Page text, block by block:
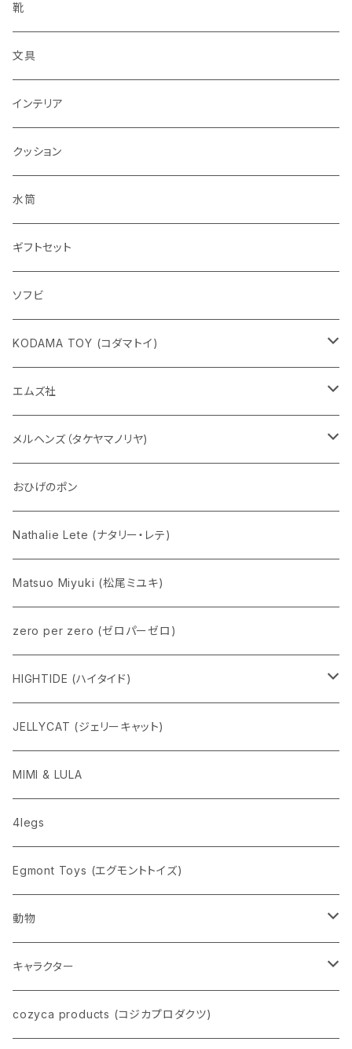
靴
文具
インテリア
クッション
水筒
ギフトセット
ソフビ
KODAMA TOY (コダマトイ)
チャーミーちゃん
五型動物
Eddie パンダ
エムズ社
デコちゃん
クマちゃん
メルヘンズ（タケヤマノリヤ)
ケロペチーノ
おひげのポン
Nathalie Lete (ナタリー・レテ)
Matsuo Miyuki (松尾ミユキ)
zero per zero (ゼロパーゼロ)
HIGHTIDE (ハイタイド)
ニューレトロ
penco
nahe
pppppins（ピーーーーンズ）
JELLYCAT (ジェリーキャット)
MIMI & LULA
4legs
Egmont Toys (エグモントトイズ)
動物
ネコ
イヌ
キャラクター
スヌーピー
cozyca products (コジカプロダクツ)